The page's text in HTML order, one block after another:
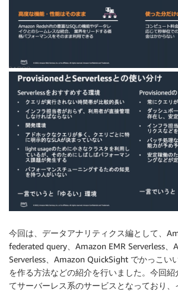
今回は、データアナリティクス編として、
federated query、Amazon EMR Serverless、
Serverless、Amazon QuickSight でかっこい
を作る方法などの紹介を行いました。今回
てサーバーレス系のサービスとなっており